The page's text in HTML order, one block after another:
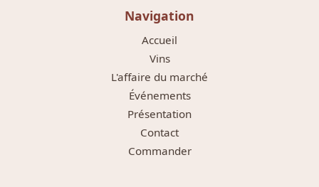
Navigation
Accueil
Vins
L'affaire du marché
Événements
Présentation
Contact
Commander